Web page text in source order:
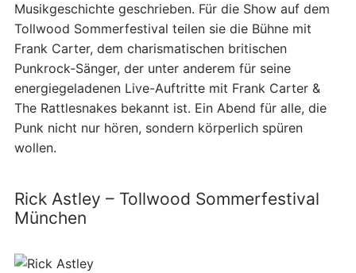
Musikgeschichte geschrieben. Für die Show auf dem
Tollwood Sommerfestival teilen sie die Bühne mit
Frank Carter, dem charismatischen britischen
Punkrock-Sänger, der unter anderem für seine
energiegeladenen Live-Auftritte mit Frank Carter &
The Rattlesnakes bekannt ist. Ein Abend für alle, die
Punk nicht nur hören, sondern körperlich spüren
wollen.
Rick Astley – Tollwood Sommerfestival
München